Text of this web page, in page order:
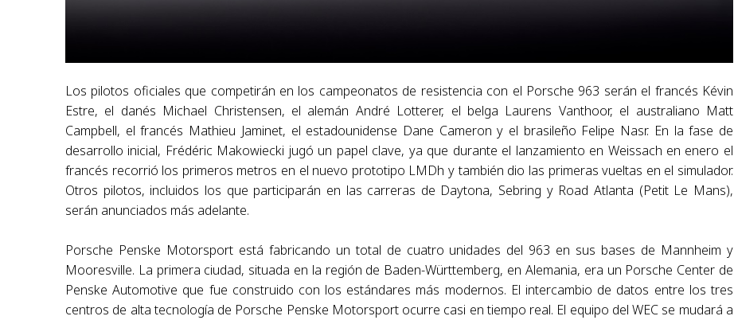
Los pilotos oficiales que competirán en los campeonatos de resistencia con el Porsche 963 serán el francés Kévin
Estre, el danés Michael Christensen, el alemán André Lotterer, el belga Laurens Vanthoor, el australiano Matt
Campbell, el francés Mathieu Jaminet, el estadounidense Dane Cameron y el brasileño Felipe Nasr. En la fase de
desarrollo inicial, Frédéric Makowiecki jugó un papel clave, ya que durante el lanzamiento en Weissach en enero el
francés recorrió los primeros metros en el nuevo prototipo LMDh y también dio las primeras vueltas en el simulador.
Otros pilotos, incluidos los que participarán en las carreras de Daytona, Sebring y Road Atlanta (Petit Le Mans),
serán anunciados más adelante.
Porsche Penske Motorsport está fabricando un total de cuatro unidades del 963 en sus bases de Mannheim y
Mooresville. La primera ciudad, situada en la región de Baden-Württemberg, en Alemania, era un Porsche Center de
Penske Automotive que fue construido con los estándares más modernos. El intercambio de datos entre los tres
centros de alta tecnología de Porsche Penske Motorsport ocurre casi en tiempo real. El equipo del WEC se mudará a